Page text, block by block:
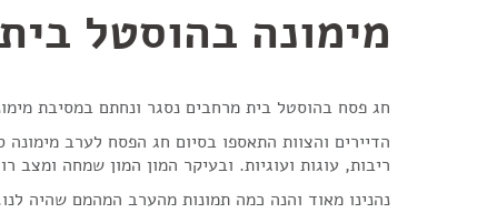
מימונה בהוסטל
חג פסח בהוסטל בית מרחבים נסגר ונחתם במסיבת
הדיירים והצוות התאספו בסיום חג הפסח לערב
ריבות, עוגות ועוגיות. ובעיקר המון המון שמחה ומצב
נהנינו מאוד והנה כמה תמונות מהערב המהמם שהיה